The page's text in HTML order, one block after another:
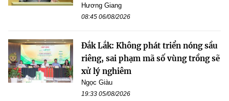
Hương Giang
08:45 06/08/2026
Đắk Lắk: Không phát triển nóng sầu
riêng, sai phạm mã số vùng trồng sẽ
xử lý nghiêm
Ngọc Giàu
19:33 05/08/2026